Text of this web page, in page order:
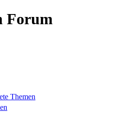
Forum
Themen